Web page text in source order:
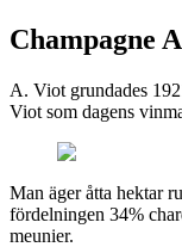
Champagne
A. Viot grundades
Viot som dagens
Man äger åtta hektar
fördelningen 34%
meunier.